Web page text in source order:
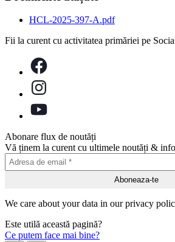
HCL-2025-397-A.pdf
Fii la curent cu activitatea primăriei pe
Abonare flux de noutăți
Vă ținem la curent cu ultimele noutăți &
We care about your data in our privacy
Este utilă această pagină?
Ce putem face mai bine?